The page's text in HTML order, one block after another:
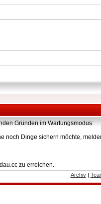
Gründen im Wartungsmodus:
noch Dinge sichern möchte,
zu erreichen.
Archiv|